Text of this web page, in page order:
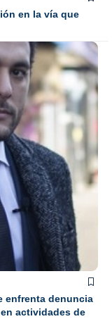
en la vía que
enfrenta denuncia
actividades de